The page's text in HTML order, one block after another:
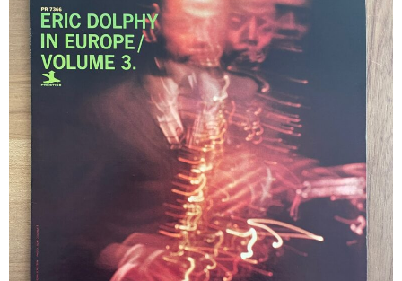
買取について
取り置きなどについて
Categories
GG RECORD （当店のレーベル）
全商品